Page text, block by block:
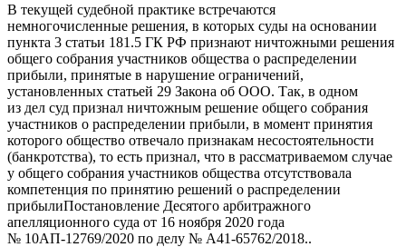
В текущей судебной практике встречаются
немногочисленные решения, в которых суды на основании
пункта 3 статьи 181.5 ГК РФ признают ничтожными решения
общего собрания участников общества о распределении
прибыли, принятые в нарушение ограничений,
установленных статьей 29 Закона об ООО. Так, в одном
из дел суд признал ничтожным решение общего собрания
участников о распределении прибыли, в момент принятия
которого общество отвечало признакам несостоятельности
(банкротства), то есть признал, что в рассматриваемом случае
у общего собрания участников общества отсутствовала
компетенция по принятию решений о распределении
прибылиПостановление Десятого арбитражного
апелляционного суда от 16 ноября 2020 года
№ 10АП-12769/2020 по делу № А41-65762/2018..